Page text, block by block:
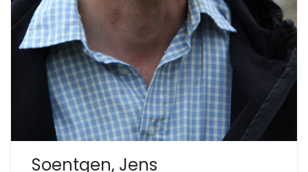
Soentgen, Jens